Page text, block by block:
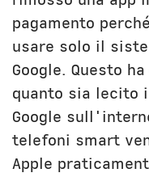
pagamento
usare solo il
Google. Questo
quanto sia lecito
Google
telefoni smart
Apple